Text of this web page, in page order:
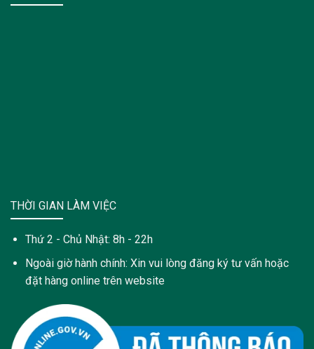
THỜI GIAN LÀM VIỆC
Thứ 2 - Chủ Nhật: 8h - 22h
Ngoài giờ hành chính: Xin vui lòng đăng ký tư vấn hoặc
đặt hàng online trên website